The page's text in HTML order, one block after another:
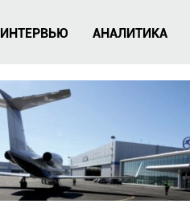
ИНТЕРВЬЮ АНАЛИТИКА